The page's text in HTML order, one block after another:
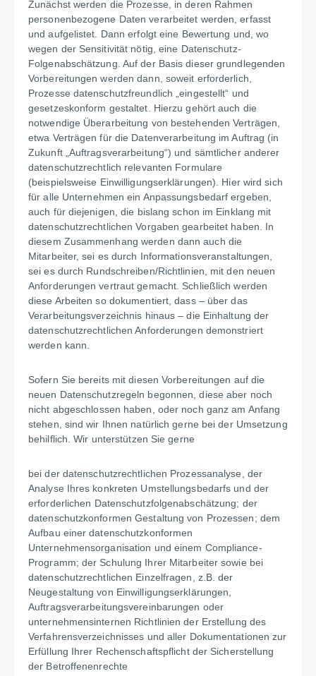
Zunächst werden die Prozesse, in deren Rahmen
personenbezogene Daten verarbeitet werden, erfasst
und aufgelistet. Dann erfolgt eine Bewertung und, wo
wegen der Sensitivität nötig, eine Datenschutz-
Folgenabschätzung. Auf der Basis dieser grundlegenden
Vorbereitungen werden dann, soweit erforderlich,
Prozesse datenschutzfreundlich „eingestellt“ und
gesetzeskonform gestaltet. Hierzu gehört auch die
notwendige Überarbeitung von bestehenden Verträgen,
etwa Verträgen für die Datenverarbeitung im Auftrag (in
Zukunft „Auftragsverarbeitung“) und sämtlicher anderer
datenschutzrechtlich relevanten Formulare
(beispielsweise Einwilligungserklärungen). Hier wird sich
für alle Unternehmen ein Anpassungsbedarf ergeben,
auch für diejenigen, die bislang schon im Einklang mit
datenschutzrechtlichen Vorgaben gearbeitet haben. In
diesem Zusammenhang werden dann auch die
Mitarbeiter, sei es durch Informationsveranstaltungen,
sei es durch Rundschreiben/Richtlinien, mit den neuen
Anforderungen vertraut gemacht. Schließlich werden
diese Arbeiten so dokumentiert, dass – über das
Verarbeitungsverzeichnis hinaus – die Einhaltung der
datenschutzrechtlichen Anforderungen demonstriert
werden kann.
Sofern Sie bereits mit diesen Vorbereitungen auf die
neuen Datenschutzregeln begonnen, diese aber noch
nicht abgeschlossen haben, oder noch ganz am Anfang
stehen, sind wir Ihnen natürlich gerne bei der Umsetzung
behilflich. Wir unterstützen Sie gerne
bei der datenschutzrechtlichen Prozessanalyse, der
Analyse Ihres konkreten Umstellungsbedarfs und der
erforderlichen Datenschutzfolgenabschätzung; der
datenschutzkonformen Gestaltung von Prozessen; dem
Aufbau einer datenschutzkonformen
Unternehmensorganisation und einem Compliance-
Programm; der Schulung Ihrer Mitarbeiter sowie bei
datenschutzrechtlichen Einzelfragen, z.B. der
Neugestaltung von Einwilligungserklärungen,
Auftragsverarbeitungsvereinbarungen oder
unternehmensinternen Richtlinien der Erstellung des
Verfahrensverzeichnisses und aller Dokumentationen zur
Erfüllung Ihrer Rechenschaftspflicht der Sicherstellung
der Betroffenenrechte